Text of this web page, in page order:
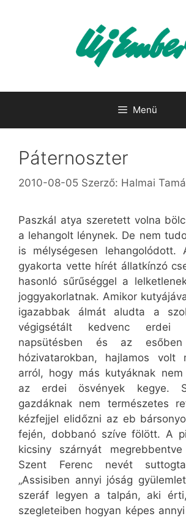
Menü
Páternoszter
2010-08-05 Szerző: Halmai
Paszkál atya szeretett volna
a lehangolt lénynek. De nem
is mélységesen lehangolódott.
gyakorta vette hírét állatkínzó
hasonló sűrűséggel a
joggyakorlatnak. Amikor
igazabbak álmát aludta a
végigsétált kedvenc erdei
napsütésben és az
hózivatarokban, hajlamos volt
arról, hogy más kutyáknak nem
az erdei ösvények kegye.
gazdáknak nem természetes
kézfejjel elidőzni az eb
fején, dobbanó szíve fölött. A
kicsiny szárnyát
Szent Ferenc nevét
„Assisiben annyi jóság
szeráf legyen a talpán, aki
szegleteiben hogyan képes